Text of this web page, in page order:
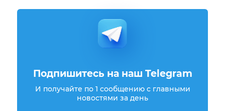
Подпишитесь на наш Telegram
И получайте по 1 сообщению с главными
новостями за день